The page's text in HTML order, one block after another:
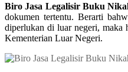
Biro Jasa Legalisir Buku
dokumen tertentu. Berarti
diperlukan di luar negeri, maka
Kementerian Luar Negeri.